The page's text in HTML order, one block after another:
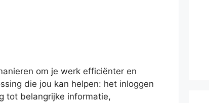
om je werk efficiënter en
die jou kan helpen: het inloggen
tot belangrijke informatie,